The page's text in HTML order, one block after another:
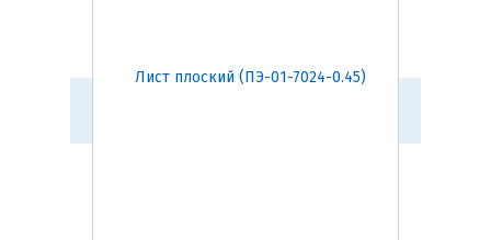
Лист плоский (ПЭ-01-7024-0.45)